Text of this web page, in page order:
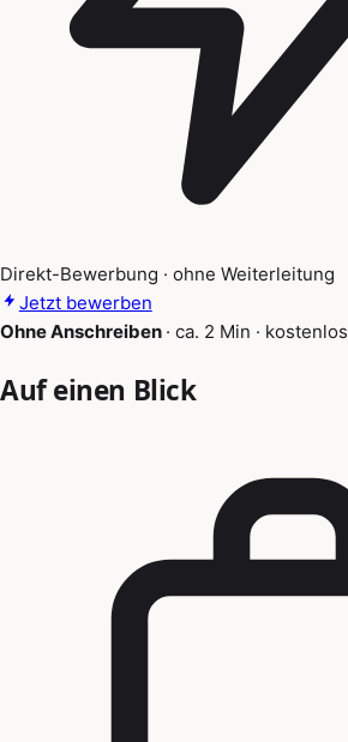
Direkt-Bewerbung · ohne Weiterleitung
Jetzt bewerben
Ohne Anschreiben · ca. 2 Min · kostenlos
Auf einen Blick